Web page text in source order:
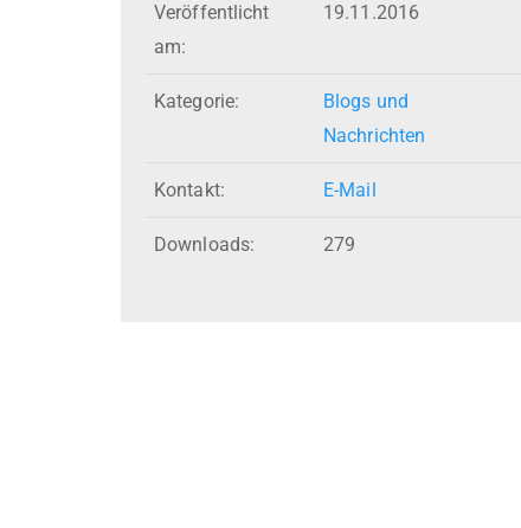
Veröffentlicht
am:
19.11.2016
Kategorie:
Blogs und
Nachrichten
Kontakt: E-Mail
Downloads: 279